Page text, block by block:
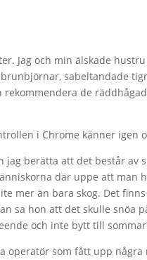
Jag och min älskade
sabeltandade
de
i Chrome känner igen
jag berätta att det består
där uppe att
mer än bara skog. Det
sa hon att det skulle snöa
och inte bytt till
operatör som fått upp